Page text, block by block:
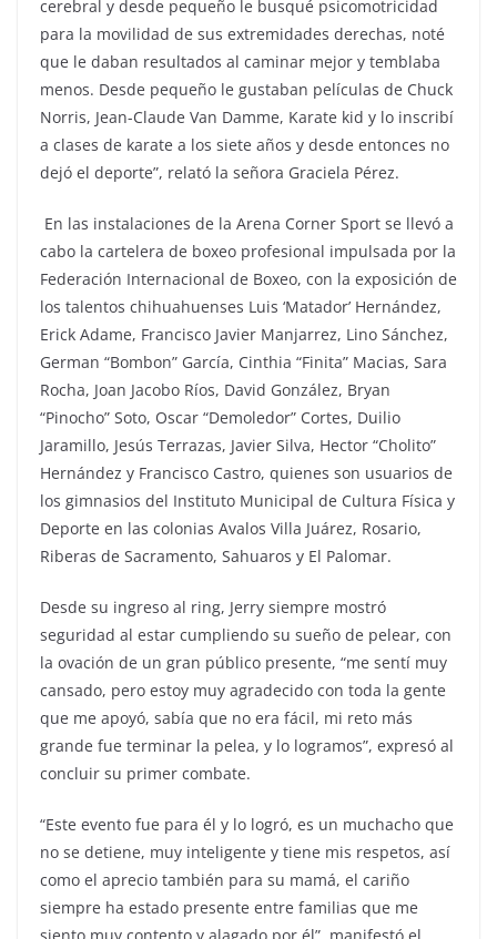
cerebral y desde pequeño le busqué psicomotricidad
para la movilidad de sus extremidades derechas, noté
que le daban resultados al caminar mejor y temblaba
menos. Desde pequeño le gustaban películas de Chuck
Norris, Jean-Claude Van Damme, Karate kid y lo inscribí
a clases de karate a los siete años y desde entonces no
dejó el deporte”, relató la señora Graciela Pérez.
En las instalaciones de la Arena Corner Sport se llevó a
cabo la cartelera de boxeo profesional impulsada por la
Federación Internacional de Boxeo, con la exposición de
los talentos chihuahuenses Luis ‘Matador’ Hernández,
Erick Adame, Francisco Javier Manjarrez, Lino Sánchez,
German “Bombon” García, Cinthia “Finita” Macias, Sara
Rocha, Joan Jacobo Ríos, David González, Bryan
“Pinocho” Soto, Oscar “Demoledor” Cortes, Duilio
Jaramillo, Jesús Terrazas, Javier Silva, Hector “Cholito”
Hernández y Francisco Castro, quienes son usuarios de
los gimnasios del Instituto Municipal de Cultura Física y
Deporte en las colonias Avalos Villa Juárez, Rosario,
Riberas de Sacramento, Sahuaros y El Palomar.
Desde su ingreso al ring, Jerry siempre mostró
seguridad al estar cumpliendo su sueño de pelear, con
la ovación de un gran público presente, “me sentí muy
cansado, pero estoy muy agradecido con toda la gente
que me apoyó, sabía que no era fácil, mi reto más
grande fue terminar la pelea, y lo logramos”, expresó al
concluir su primer combate.
“Este evento fue para él y lo logró, es un muchacho que
no se detiene, muy inteligente y tiene mis respetos, así
como el aprecio también para su mamá, el cariño
siempre ha estado presente entre familias que me